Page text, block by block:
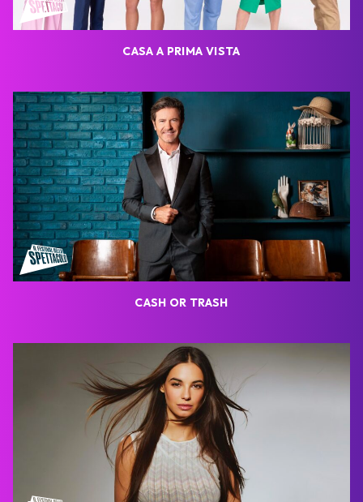
CASA A PRIMA VISTA
CASH OR TRASH